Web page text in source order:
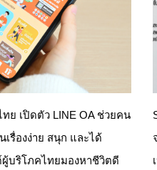
ทย เปิดตัว LINE OA ช่วยคน
เรื่องง่าย สนุก และได้
ผู้บริโภคไทยมองหาชีวิตดี